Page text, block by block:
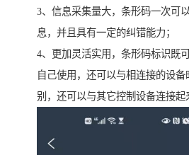
3、信息采集量大，条形码一次可
息，并且具有一定的纠错能力；
4、更加灵活实用，条形码标识既
自己使用，还可以与相连接的设
别，还可以与其它控制设备连接起